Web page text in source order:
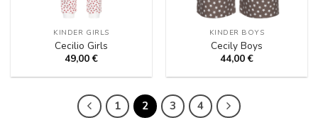
KINDER GIRLS
Cecilio Girls
49,00€
KINDER BOYS
Cecily Boys
44,00€
1 2 3 4